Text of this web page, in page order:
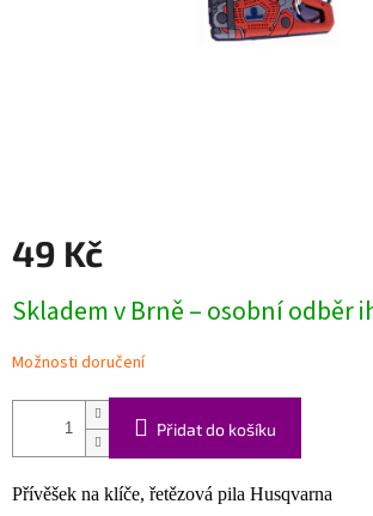
49 Kč
cena:
Skladem v Brně – osobní odběr
Možnosti doručení
Přidat do košíku
Přívěšek na klíče, řetězová pila Husqvarna